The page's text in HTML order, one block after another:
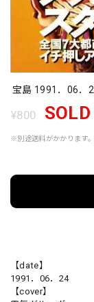
宝島 1991．06．
¥800
※別途送料がかかります。
【date】
1991．06．24
【cover】